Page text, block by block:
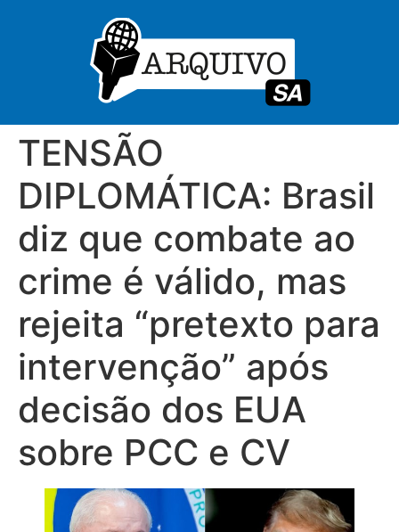
TENSÃO
DIPLOMÁTICA: Brasil
diz que combate ao
crime é válido, mas
rejeita “pretexto para
intervenção” após
decisão dos EUA
sobre PCC e CV